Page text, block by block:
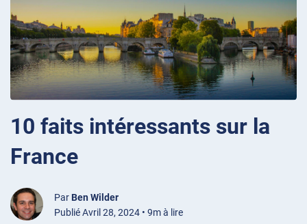
10 faits intéressants sur la
France
Par Ben Wilder
Publié Avril 28, 2024 • 9m à lire